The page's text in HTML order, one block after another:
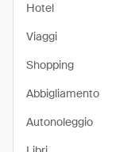
Hotel
Viaggi
Shopping
Abbigliamento
Autonoleggio